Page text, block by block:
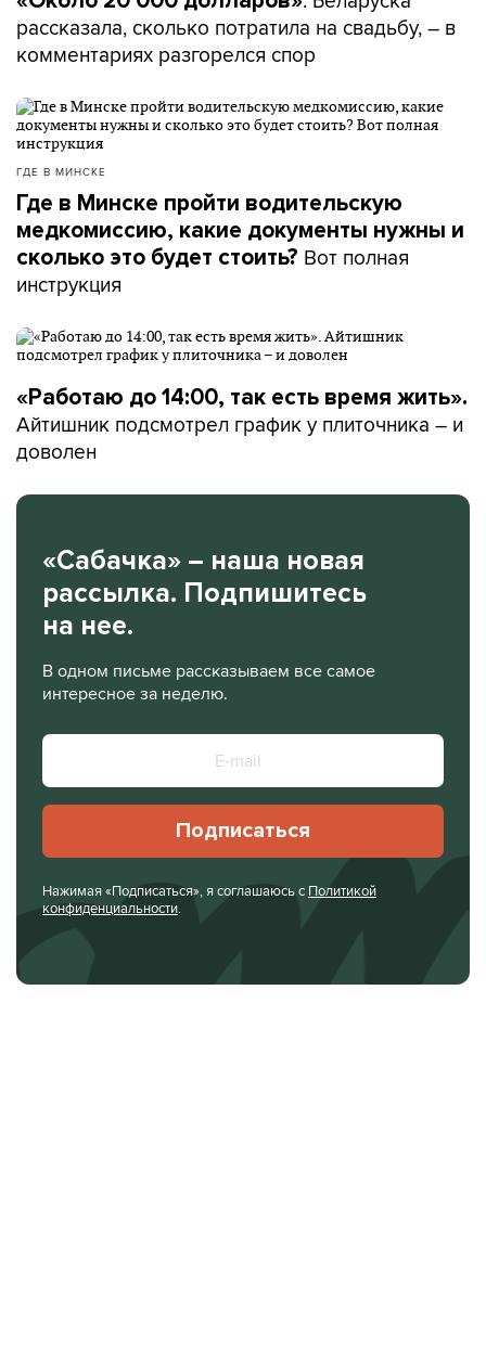
рассказала, сколько потратила на свадьбу, – в
комментариях разгорелся спор
ГДЕ В МИНСКЕ
Где в Минске пройти водительскую
медкомиссию, какие документы нужны и
сколько это будет стоить? Вот полная
инструкция
«Работаю до 14:00, так есть время жить».
Айтишник подсмотрел график у плиточника – и
доволен
«Сабачка» – наша новая
рассылка. Подпишитесь
на нее.
В одном письме рассказываем все самое
интересное за неделю.
Подписаться
Нажимая «Подписаться», я соглашаюсь с Политикой
конфиденциальности.